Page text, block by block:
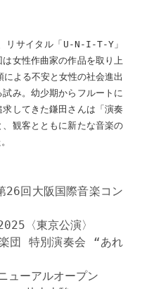
リサイタル「U-N-I-T-Y」
女性作曲家の作品を取り上
よる不安と女性の社会進出
み。幼少期からフルートに
してきた鎌田さんは「演奏
観客とともに新たな音楽の
回大阪国際音楽コン
〈東京公演〉
団 特別演奏会 “あれ
ューアルオープン